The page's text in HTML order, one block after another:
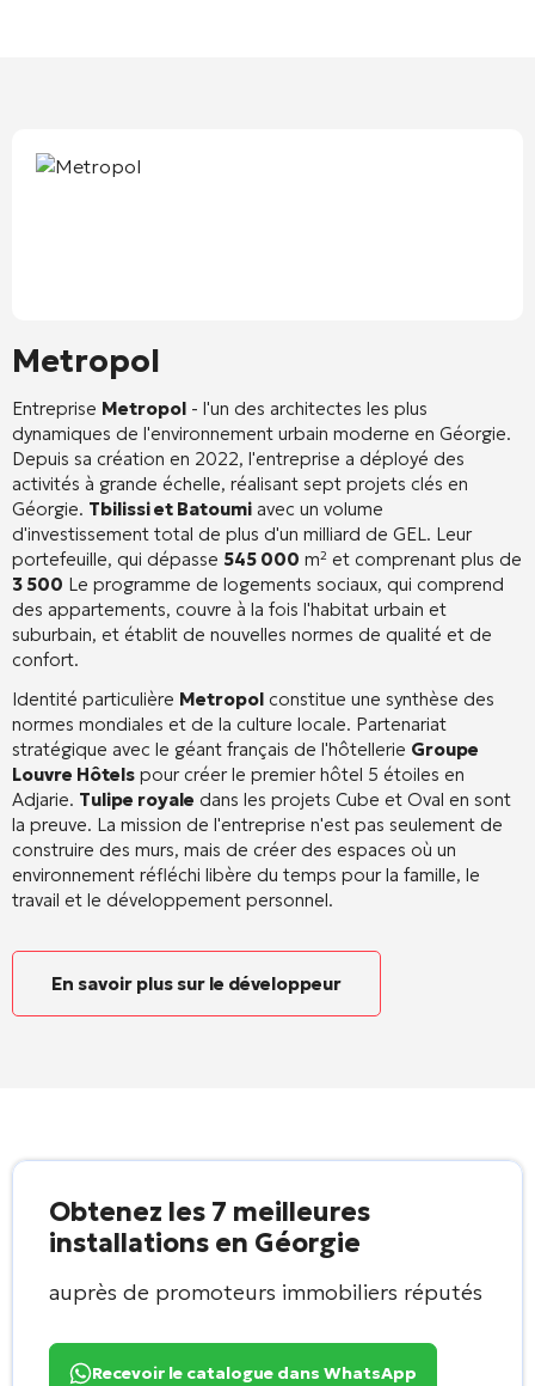
Metropol
Entreprise Metropol - l'un des architectes les plus
dynamiques de l'environnement urbain moderne en Géorgie.
Depuis sa création en 2022, l'entreprise a déployé des
activités à grande échelle, réalisant sept projets clés en
Géorgie. Tbilissi et Batoumi avec un volume
d'investissement total de plus d'un milliard de GEL. Leur
portefeuille, qui dépasse 545 000 m² et comprenant plus de
3 500 Le programme de logements sociaux, qui comprend
des appartements, couvre à la fois l'habitat urbain et
suburbain, et établit de nouvelles normes de qualité et de
confort.
Identité particulière Metropol constitue une synthèse des
normes mondiales et de la culture locale. Partenariat
stratégique avec le géant français de l'hôtellerie Groupe
Louvre Hôtels pour créer le premier hôtel 5 étoiles en
Adjarie. Tulipe royale dans les projets Cube et Oval en sont
la preuve. La mission de l'entreprise n'est pas seulement de
construire des murs, mais de créer des espaces où un
environnement réfléchi libère du temps pour la famille, le
travail et le développement personnel.
En savoir plus sur le développeur
Obtenez les 7 meilleures
installations en Géorgie
auprès de promoteurs immobiliers réputés
Recevoir le catalogue dans WhatsApp